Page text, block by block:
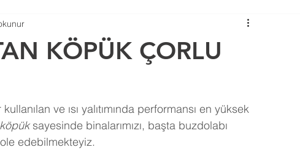
KÖPÜK ÇORLU
ve ısı yalıtımında performansı en yüksek
sayesinde binalarımızı, başta buzdolabı
edebilmekteyiz.